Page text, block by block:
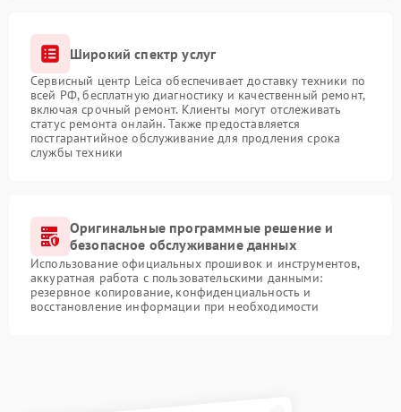
Широкий спектр услуг
Сервисный центр Leica обеспечивает доставку техники по
всей РФ, бесплатную диагностику и качественный ремонт,
включая срочный ремонт. Клиенты могут отслеживать
статус ремонта онлайн. Также предоставляется
постгарантийное обслуживание для продления срока
службы техники
Оригинальные программные решение и
безопасное обслуживание данных
Использование официальных прошивок и инструментов,
аккуратная работа с пользовательскими данными:
резервное копирование, конфиденциальность и
восстановление информации при необходимости